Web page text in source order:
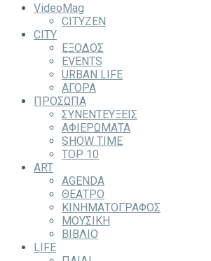
VideoMag
CITYZEN
CITY
ΕΞΟΔΟΣ
EVENTS
URBAN LIFE
ΑΓΟΡΑ
ΠΡΟΣΩΠΑ
ΣΥΝΕΝΤΕΥΞΕΙΣ
ΑΦΙΕΡΩΜΑΤΑ
SHOW TIME
TOP 10
ART
AGENDA
ΘΕΑΤΡΟ
ΚΙΝΗΜΑΤΟΓΡΑΦΟΣ
ΜΟΥΣΙΚΗ
ΒΙΒΛΙΟ
LIFE